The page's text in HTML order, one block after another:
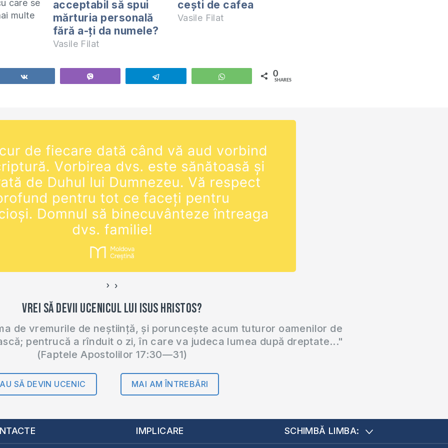
care se
multe
mi-a
acceptabil să spui
mărturia personală
fără a-ți da numele?
Vasile Filat
cești de cafea
Vasile Filat
WhatsApp 0
SHARES
‹ ›
Vrei să devii ucenicul lui Isus Hristos?
de vremurile de neștiință, și poruncește acum tuturor oamenilor de
pentrucă a rînduit o zi, în care va judeca lumea după dreptate..."
(Faptele Apostolilor 17:30—31)
SĂ DEVIN UCENIC MAI AM ÎNTREBĂRI
IMPLICARE SCHIMBĂ LIMBA: